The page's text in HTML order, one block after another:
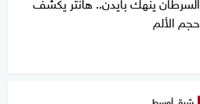
حجم الألم